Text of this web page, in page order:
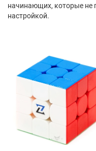
начинающих, которые не
настройкой.